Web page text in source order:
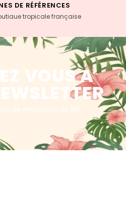
DE RÉFÉRENCES
tropicale française
VOUS A
de réduction de 5€